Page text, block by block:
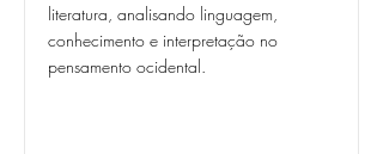
literatura, analisando linguagem,
conhecimento e interpretação no
pensamento ocidental.